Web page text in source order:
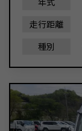
走行距離
種別